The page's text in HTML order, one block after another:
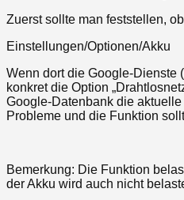
Zuerst sollte man feststellen,
Einstellungen/Optionen/Akku
Wenn dort die Google-Dienste
konkret die Option
Google-Datenbank die
Probleme und die Funktion
Bemerkung: Die Funktion
der Akku wird auch nicht